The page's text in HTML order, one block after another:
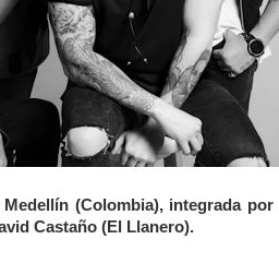
(Colombia), integrada por
Castaño (El Llanero).